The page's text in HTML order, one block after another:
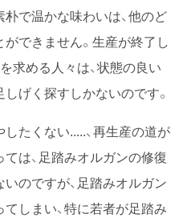
で温かな味わいは、他のど
できません。生産が終了し
求める人々は、状態の良い
げく探すしかないのです。
たくない.....、再生産の道が
は、足踏みオルガンの修復
のですが、足踏みオルガン
しまい、特に若者が足踏み